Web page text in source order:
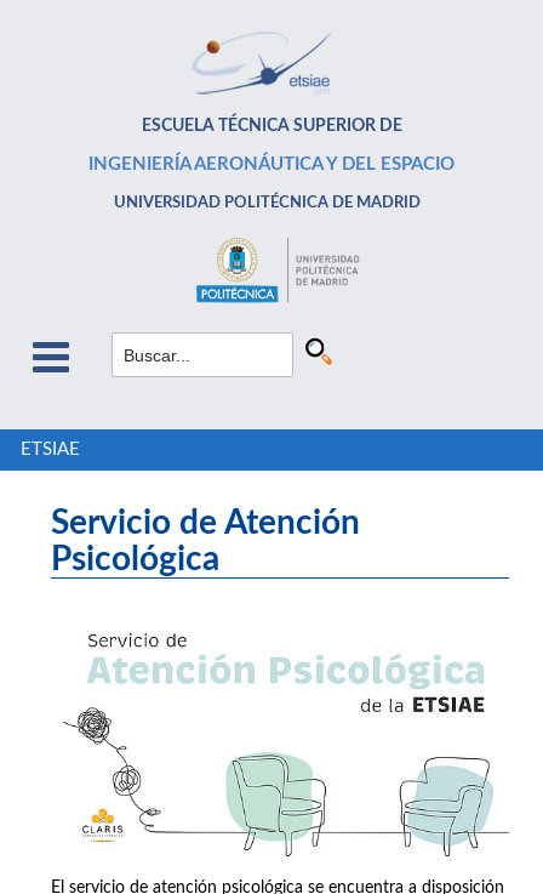
ESCUELA TÉCNICA SUPERIOR DE
INGENIERÍA AERONÁUTICA Y DEL ESPACIO
UNIVERSIDAD POLITÉCNICA DE MADRID
ETSIAE
Servicio de Atención
Psicológica
El servicio de atención psicológica se encuentra a disposición